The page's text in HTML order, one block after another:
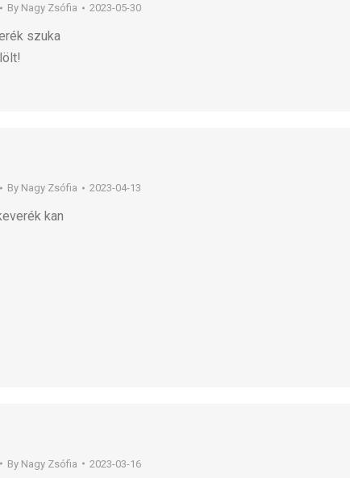
By Nagy Zsófia 2023-05-30
szuka
By Nagy Zsófia 2023-04-13
kan
By Nagy Zsófia 2023-03-16